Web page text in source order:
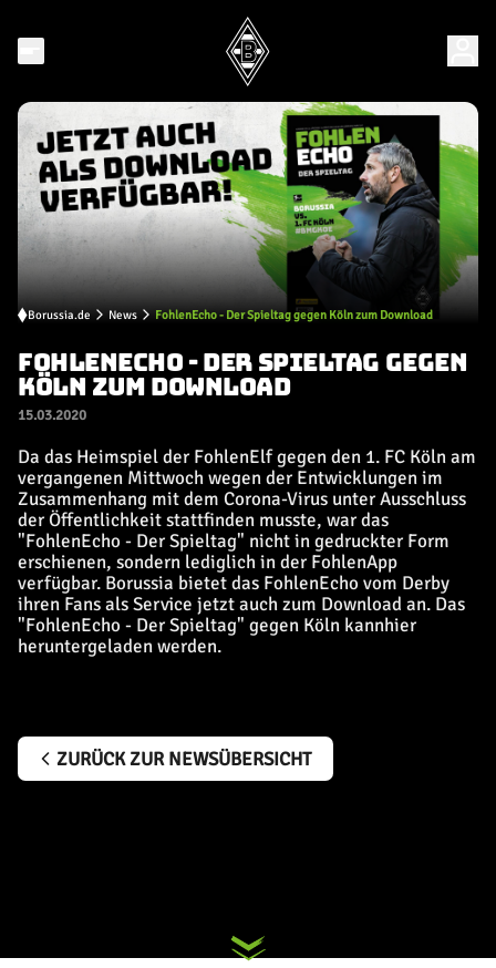
Borussia.de News FohlenEcho - Der Spieltag gegen Köln zum Download
FOHLENECHO - DER SPIELTAG GEGEN
KÖLN ZUM DOWNLOAD
15.03.2020
Da das Heimspiel der FohlenElf gegen den 1. FC Köln am
vergangenen Mittwoch wegen der Entwicklungen im
Zusammenhang mit dem Corona-Virus unter Ausschluss
der Öffentlichkeit stattfinden musste, war das
"FohlenEcho - Der Spieltag" nicht in gedruckter Form
erschienen, sondern lediglich in der FohlenApp
verfügbar. Borussia bietet das FohlenEcho vom Derby
ihren Fans als Service jetzt auch zum Download an. Das
"FohlenEcho - Der Spieltag" gegen Köln kannhier
heruntergeladen werden.
ZURÜCK ZUR NEWSÜBERSICHT